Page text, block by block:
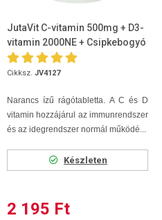
JutaVit C-vitamin 500mg + D3-
vitamin 2000NE + Csipkebogyó
kivonat rágótabletta 100db
Cikksz. JV4127
Narancs ízű rágótabletta. A C és D
vitamin hozzájárul az immunrendszer
és az idegrendszer normál működé...
Készleten
2 195 Ft